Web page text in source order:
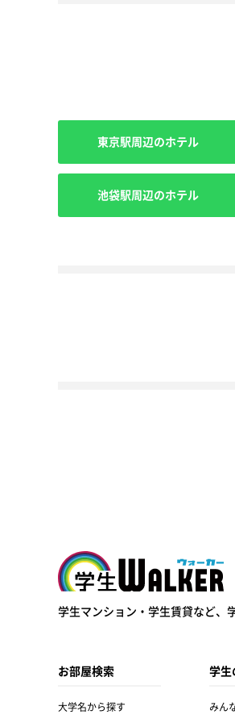
東京駅周辺のホテル
池袋駅周辺のホテル
学生ウォーカー
学生マンション・学生賃貸など、
お部屋検索
大学名から探す
学生
みん